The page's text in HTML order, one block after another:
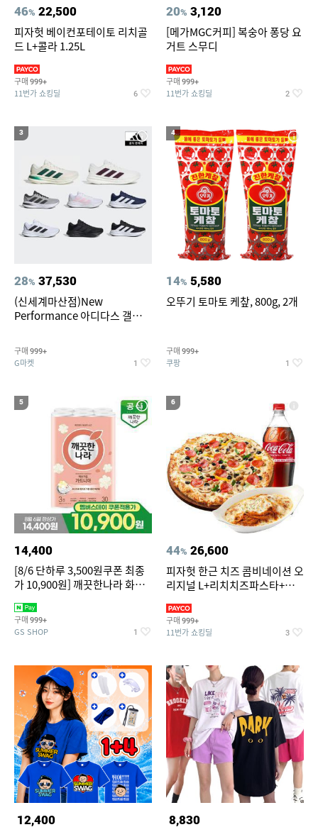
46% 22,500
피자헛 베이컨포테이토 리치골
드 L+콜라 1.25L
구매 999+
11번가 쇼킹딜 6
20% 3,120
[메가MGC커피] 복숭아 퐁당 요
거트 스무디
구매 999+
11번가 쇼킹딜 2
3
28% 37,530
(신세계마산점)New
Performance 아디다스 갤럭시
구매 999+
G마켓 1
4
14% 5,580
오뚜기 토마토 케챂, 800g, 2개
구매 999+
쿠팡 1
5
14,400
[8/6 단하루 3,500원쿠폰 최종
가 10,900원] 깨끗한나라 화장
롤
구매 999+
GS SHOP 1
6
44% 26,600
피자헛 한근 치즈 콤비네이션 오
리지널 L+리치치즈파스타+콜
구매 999+
11번가 쇼킹딜 3
12,400 8,830